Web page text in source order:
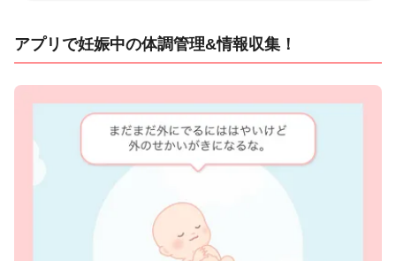
アプリで妊娠中の体調管理&情報収集！